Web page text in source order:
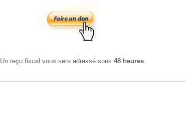
Un reçu fiscal vous sera adressé sous 48 heures.